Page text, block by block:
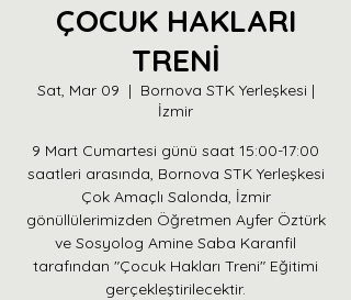
ÇOCUK HAKLARI
TRENİ
Sat, Mar 09
  |
Bornova STK Yerleşkesi |
İzmir
9 Mart Cumartesi günü saat 15:00-17:00
saatleri arasında, Bornova STK Yerleşkesi
Çok Amaçlı Salonda, İzmir
gönüllülerimizden Öğretmen Ayfer Öztürk
ve Sosyolog Amine Saba Karanfil
tarafından "Çocuk Hakları Treni" Eğitimi
gerçekleştirilecektir.